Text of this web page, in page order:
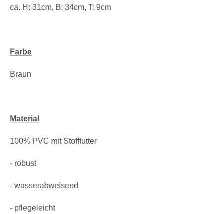
ca. H: 31cm, B: 34cm, T: 9cm
Farbe
Braun
Material
100% PVC mit Stofffutter
- robust
- wasserabweisend
- pflegeleicht